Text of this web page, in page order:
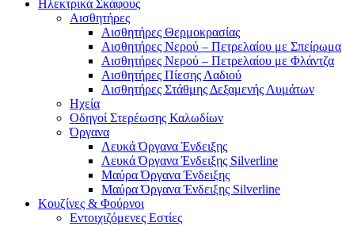
Ηλεκτρικά Σκάφους
Αισθητήρες
Αισθητήρες Θερμοκρασίας
Αισθητήρες Νερού – Πετρελαίου με Σπείρωμα
Αισθητήρες Νερού – Πετρελαίου με Φλάντζα
Αισθητήρες Πίεσης Λαδιού
Αισθητήρες Στάθμης Δεξαμενής Λυμάτων
Ηχεία
Οδηγοί Στερέωσης Καλωδίων
Όργανα
Λευκά Όργανα Ένδειξης
Λευκά Όργανα Ένδειξης Silverline
Μαύρα Όργανα Ένδειξης
Μαύρα Όργανα Ένδειξης Silverline
Κουζίνες & Φούρνοι
Εντοιχιζόμενες Εστίες